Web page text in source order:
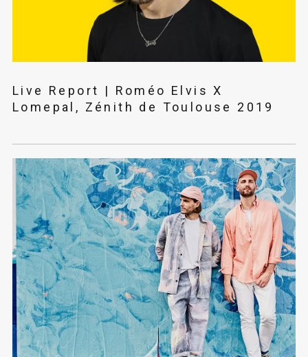
Live Report | Roméo Elvis X
Lomepal, Zénith de Toulouse 2019